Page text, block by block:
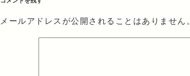
メールアドレスが公開されることはありません。